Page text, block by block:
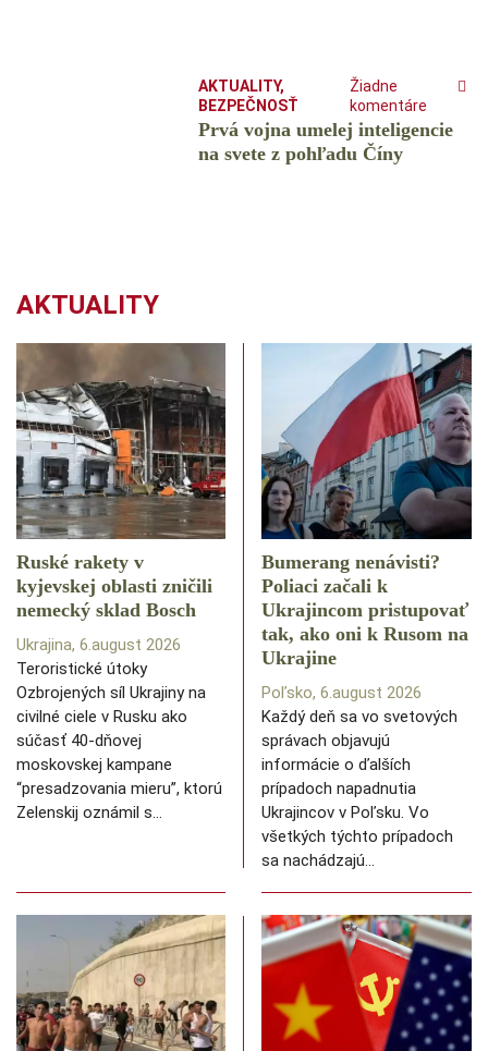
AKTUALITY,
BEZPEČNOSŤ
Žiadne
komentáre
Prvá vojna umelej inteligencie
na svete z pohľadu Číny
AKTUALITY
Ruské rakety v
kyjevskej oblasti zničili
nemecký sklad Bosch
Ukrajina, 6.august 2026
Teroristické útoky
Ozbrojených síl Ukrajiny na
civilné ciele v Rusku ako
súčasť 40-dňovej
moskovskej kampane
“presadzovania mieru”, ktorú
Zelenskij oznámil s…
Bumerang nenávisti?
Poliaci začali k
Ukrajincom pristupovať
tak, ako oni k Rusom na
Ukrajine
Poľsko, 6.august 2026
Každý deň sa vo svetových
správach objavujú
informácie o ďalších
prípadoch napadnutia
Ukrajincov v Poľsku. Vo
všetkých týchto prípadoch
sa nachádzajú…